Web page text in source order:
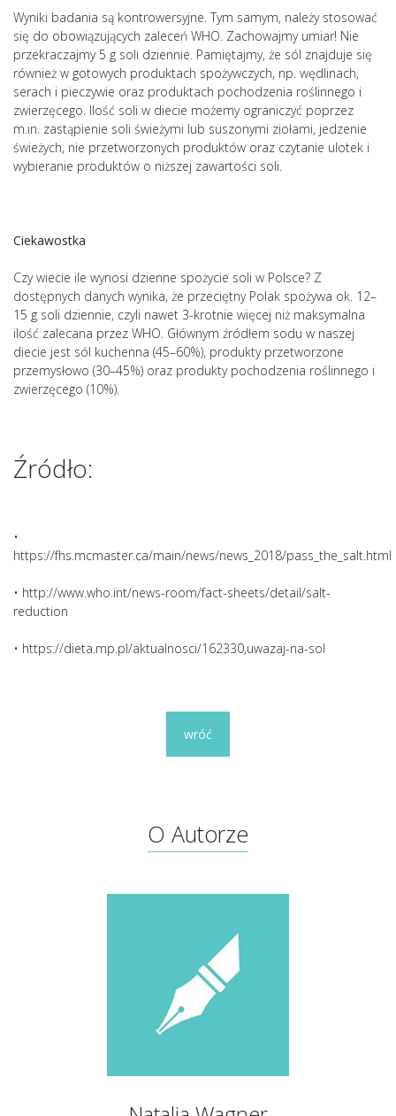
Wyniki badania są kontrowersyjne. Tym samym, należy stosować
się do obowiązujących zaleceń WHO. Zachowajmy umiar! Nie
przekraczajmy 5 g soli dziennie. Pamiętajmy, że sól znajduje się
również w gotowych produktach spożywczych, np. wędlinach,
serach i pieczywie oraz produktach pochodzenia roślinnego i
zwierzęcego. Ilość soli w diecie możemy ograniczyć poprzez
m.in. zastąpienie soli świeżymi lub suszonymi ziołami, jedzenie
świeżych, nie przetworzonych produktów oraz czytanie ulotek i
wybieranie produktów o niższej zawartości soli.
Ciekawostka
Czy wiecie ile wynosi dzienne spożycie soli w Polsce? Z
dostępnych danych wynika, że przeciętny Polak spożywa ok. 12–
15 g soli dziennie, czyli nawet 3-krotnie więcej niż maksymalna
ilość zalecana przez WHO. Głównym źródłem sodu w naszej
diecie jest sól kuchenna (45–60%), produkty przetworzone
przemysłowo (30–45%) oraz produkty pochodzenia roślinnego i
zwierzęcego (10%).
Źródło:
•
https://fhs.mcmaster.ca/main/news/news_2018/pass_the_salt.html
• http://www.who.int/news-room/fact-sheets/detail/salt-
reduction
• https://dieta.mp.pl/aktualnosci/162330,uwazaj-na-sol
wróć
O Autorze